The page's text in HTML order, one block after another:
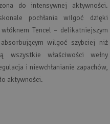
do intensywnej aktywności.
pochłania wilgoć dzięki
Tencel – delikatniejszym
wilgoć szybciej niż
wszystkie właściwości wełny
i niewchłanianie zapachów,
aktywności.